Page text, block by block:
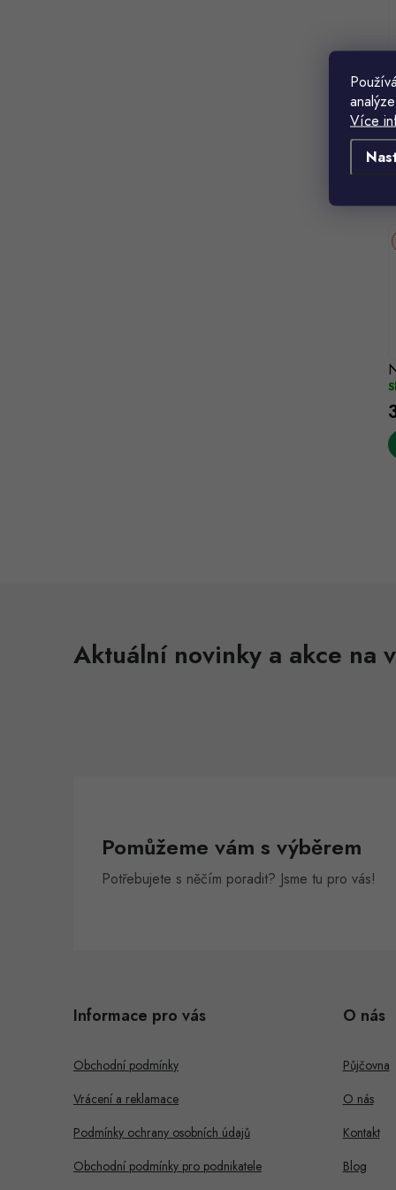
Více
u
Aktuální novinky a akce na
Pomůžeme vám s výběrem
Potřebujete s něčím poradit? Jsme tu pro vás!
Informace pro vás
Obchodní podmínky
Vrácení a reklamace
Podmínky ochrany osobních údajů
Obchodní podmínky pro podnikatele
O nás
Půjčovna
O nás
Kontakt
Blog